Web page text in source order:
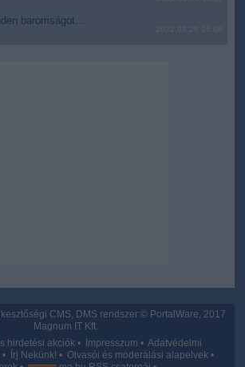
baromságot...
CMS, DMS rendszer:© PortalWare, 2017
Magnum IT Kft.
hirdetési akciók • Impresszum •Adatvédelmi
• Írj Nekünk! •Olvasói és moderálási alapelvek •